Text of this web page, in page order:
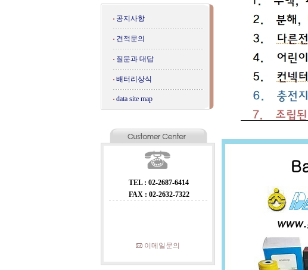
공지사항
견적문의
질문과 대답
배터리상식
data site map
TEL : 02-2687-6414
FAX : 02-2632-7322
이메일문의